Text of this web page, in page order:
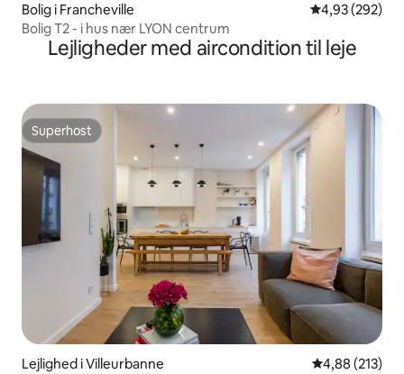
Bolig i Francheville 4,93 ud af 5 i
4,93 (292)
Bolig T2 - i hus nær LYON centrum
Lejligheder med aircondition til leje
Superhost
Superhost
Lejlighed i Villeurbanne 4,88 ud af 5 i
4,88 (213)